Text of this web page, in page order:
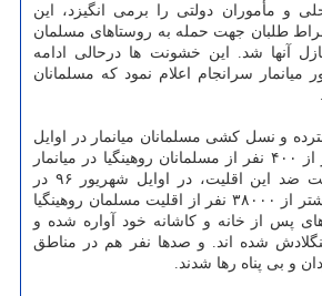
و مأموران دولتی را برمی انگیزد، این
طلبان جهت حمله به روستاهای مسلمان
آنها شد. این خشونت ها درحالی ادامه
سرانجام اعلام نمود که مسلمانان
و نسل کشی مسلمانان میانمار در اوایل
شهریور ۹۶ بود. بیشتر از ۴۰۰ نفر از مسلمانان روهینگیا در میانمار
در خونین ترین خشونت ضد این اقلیت، در اوایل شهریور ۹۶ در
میانمار کشته شدند. بیشتر از ۳۸۰۰۰ نفر از اقلیت مسلمان روهینگیا
پس از خانه و کاشانه خود آواره شده و
شده اند. و صدها نفر هم در مناطق
و بی پناه رها شدند.